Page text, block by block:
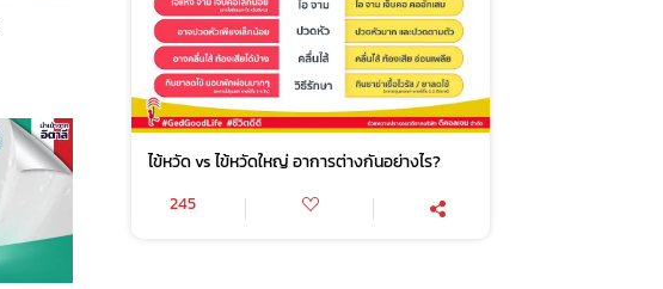
ไข้หวัด vs ไข้หวัดใหญ่ อาการต่างกันอย่างไร?
245